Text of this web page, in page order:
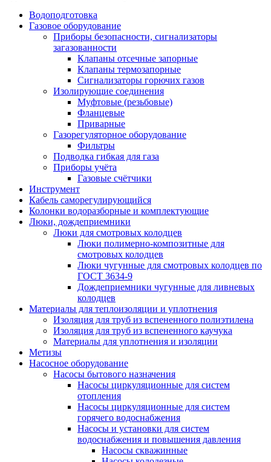
Водоподготовка
Газовое оборудование
Приборы безопасности, сигнализаторы
загазованности
Клапаны отсечные запорные
Клапаны термозапорные
Сигнализаторы горючих газов
Изолирующие соединения
Муфтовые (резьбовые)
Фланцевые
Приварные
Газорегуляторное оборудование
Фильтры
Подводка гибкая для газа
Приборы учёта
Газовые счётчики
Инструмент
Кабель саморегулирующийся
Колонки водоразборные и комплектующие
Люки, дождеприемники
Люки для смотровых колодцев
Люки полимерно-композитные для
смотровых колодцев
Люки чугунные для смотровых колодцев по
ГОСТ 3634-9
Дождеприемники чугунные для ливневых
колодцев
Материалы для теплоизоляции и уплотнения
Изоляция для труб из вспененного полиэтилена
Изоляция для труб из вспененного каучука
Материалы для уплотнения и изоляции
Метизы
Насосное оборудование
Насосы бытового назначения
Насосы циркуляционные для систем
отопления
Насосы циркуляционные для систем
горячего водоснабжения
Насосы и установки для систем
водоснабжения и повышения давления
Насосы скважинные